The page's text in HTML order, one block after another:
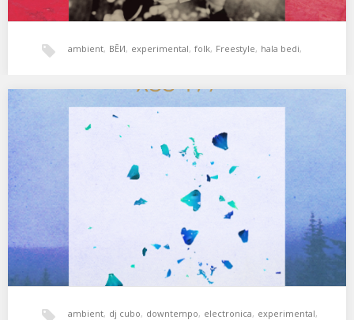
ambient, BĒИ, experimental, folk, Freestyle, hala bedi,
XSS179 | Cubo | River Of Bass
El río de la vida. 01. Lonnie Liston Smith & The Cosmic Echoes –
ambient, dj cubo, downtempo, electronica, experimental,